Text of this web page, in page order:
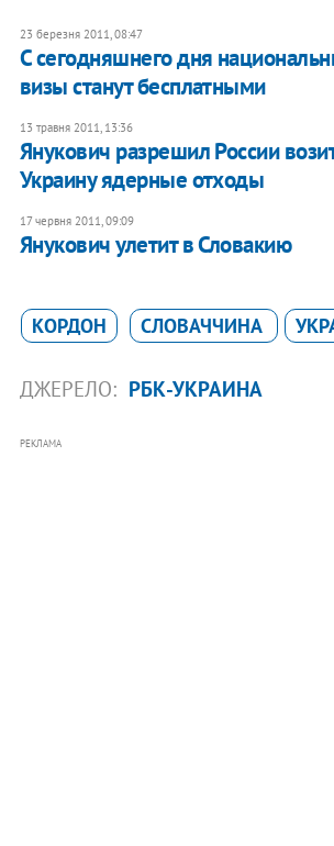
23 березня 2011, 08:47
С сегодняшнего дня
визы станут бесплатными
13 травня 2011, 13:36
Янукович разрешил России
Украину ядерные отходы
17 червня 2011, 09:09
Янукович улетит в Словакию
КОРДОН СЛОВАЧЧИНА
ДЖЕРЕЛО: РБК-УКРАИНА
РЕКЛАМА